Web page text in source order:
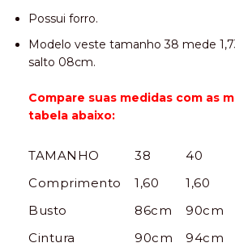
Possui forro.
Modelo veste tamanho 38 mede
salto 08cm.
Compare suas medidas com as
tabela abaixo:
TAMANHO 38 40
Comprimento
1,60 1,60
Busto
86cm 90cm
Cintura
90cm 94cm